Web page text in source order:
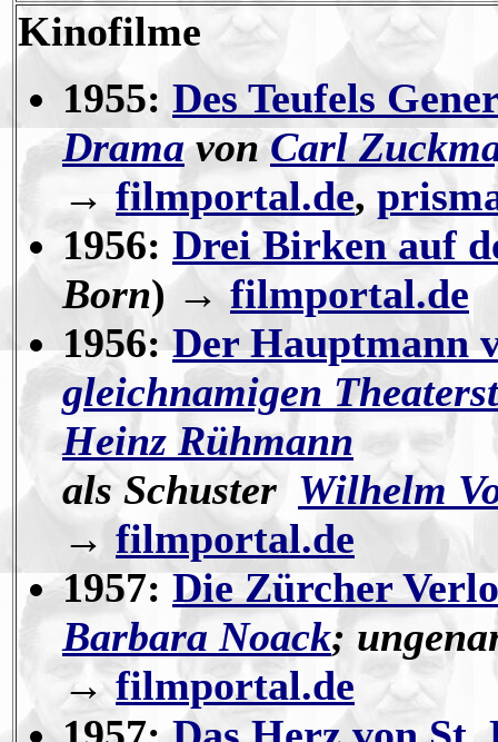
Kinofilme
1955: Des Teufels
DramavonCarl
→ filmportal.de,
1956: Drei Birken auf
Born) → filmportal.de
1956:Der Hauptmann
gleichnamigen
Heinz Rühmann
als Schuster Wilhelm
→ filmportal.de
1957:Die Zürcher
Barbara Noack;
→filmportal.de